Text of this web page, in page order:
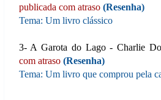
publicada com atraso (Resenha)
Tema: Um livro clássico
3- A Garota do Lago - Charlie
com atraso (Resenha)
Tema: Um livro que comprou pela